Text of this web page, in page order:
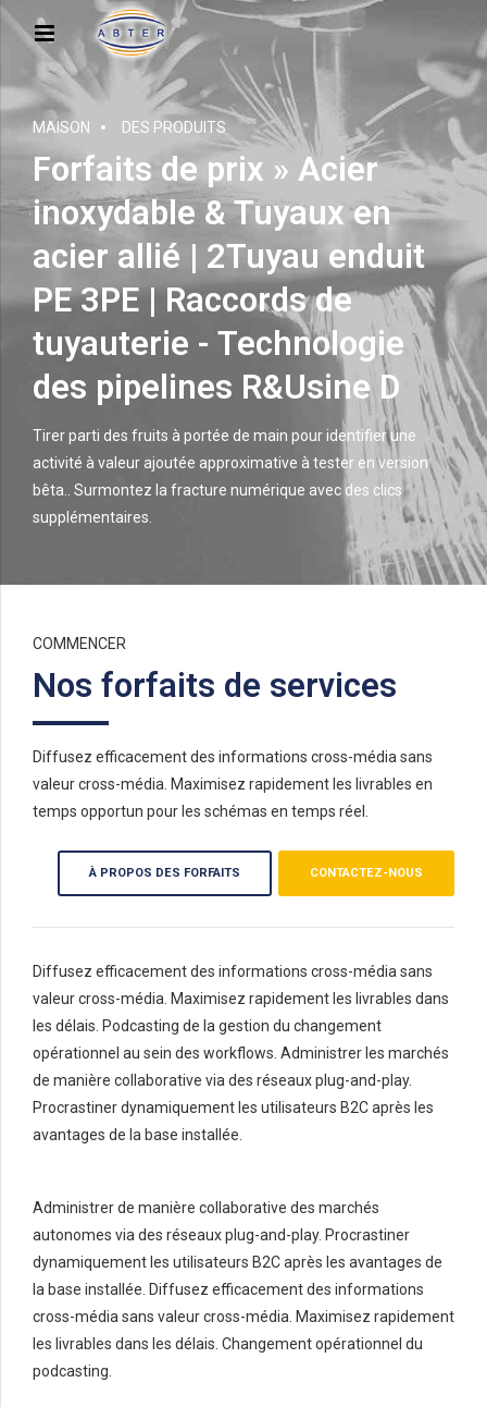
MAISON DES PRODUITS
Forfaits de prix » Acier
inoxydable & Tuyaux en
acier allié | 2Tuyau enduit
PE 3PE | Raccords de
tuyauterie - Technologie
des pipelines R&Usine D
Tirer parti des fruits à portée de main pour identifier une
activité à valeur ajoutée approximative à tester en version
bêta.. Surmontez la fracture numérique avec des clics
supplémentaires.
COMMENCER
Nos forfaits de services
Diffusez efficacement des informations cross-média sans
valeur cross-média. Maximisez rapidement les livrables en
temps opportun pour les schémas en temps réel.
À PROPOS DES FORFAITS CONTACTEZ-NOUS
Diffusez efficacement des informations cross-média sans
valeur cross-média. Maximisez rapidement les livrables dans
les délais. Podcasting de la gestion du changement
opérationnel au sein des workflows. Administrer les marchés
de manière collaborative via des réseaux plug-and-play.
Procrastiner dynamiquement les utilisateurs B2C après les
avantages de la base installée.
Administrer de manière collaborative des marchés
autonomes via des réseaux plug-and-play. Procrastiner
dynamiquement les utilisateurs B2C après les avantages de
la base installée. Diffusez efficacement des informations
cross-média sans valeur cross-média. Maximisez rapidement
les livrables dans les délais. Changement opérationnel du
podcasting.